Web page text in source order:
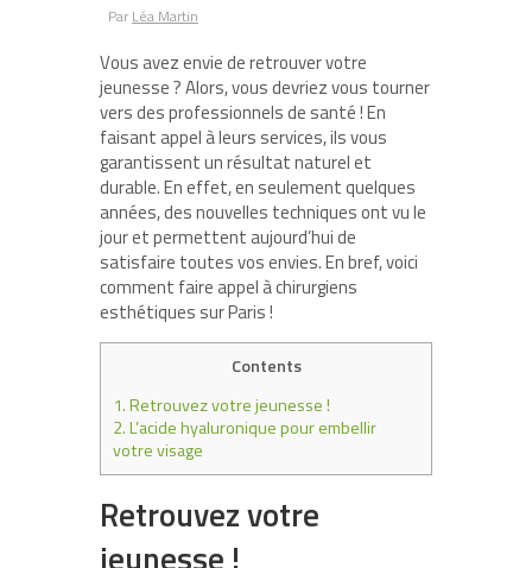
Par Léa Martin
Vous avez envie de retrouver votre
jeunesse ? Alors, vous devriez vous tourner
vers des professionnels de santé ! En
faisant appel à leurs services, ils vous
garantissent un résultat naturel et
durable. En effet, en seulement quelques
années, des nouvelles techniques ont vu le
jour et permettent aujourd’hui de
satisfaire toutes vos envies. En bref, voici
comment faire appel à chirurgiens
esthétiques sur Paris !
Contents
1.Retrouvez votre jeunesse !
2.L’acide hyaluronique pour embellir
votre visage
Retrouvez votre
jeunesse !